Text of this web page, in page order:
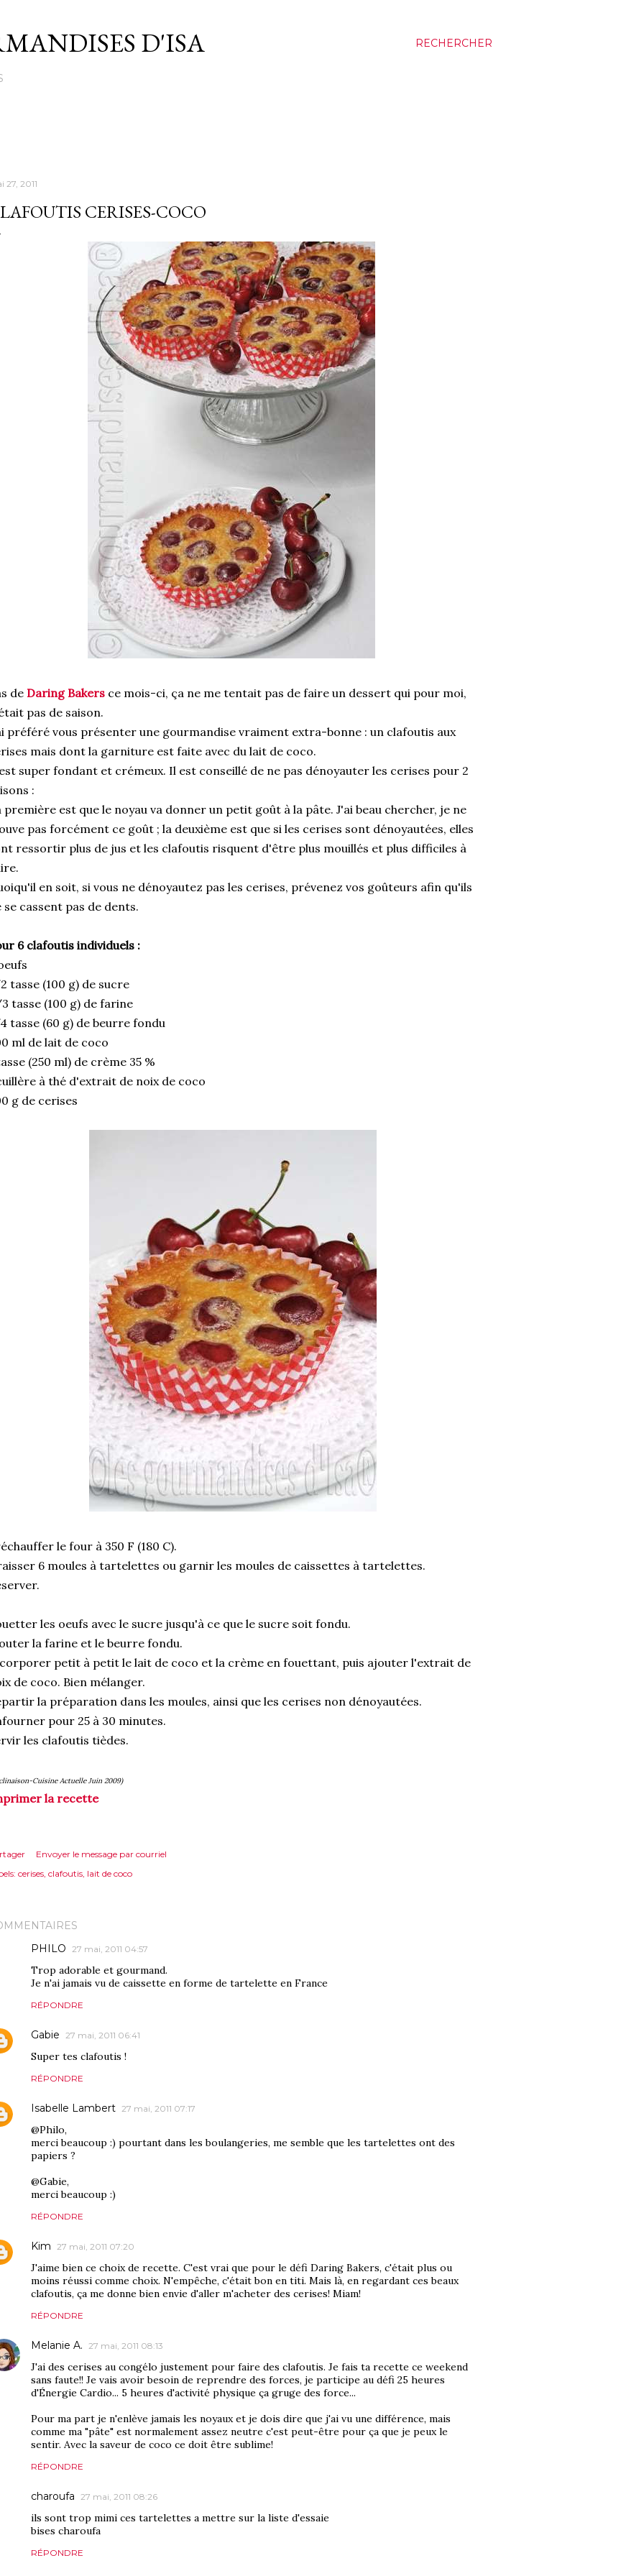
RECHERCHER
D'ISA
27, 2011
CERISES-COCO
de Daring Bakers ce mois-ci, ça ne me tentait pas de faire un dessert qui pour moi,
pas de saison.
préféré vous présenter une gourmandise vraiment extra-bonne : un clafoutis aux
mais dont la garniture est faite avec du lait de coco.
super fondant et crémeux. Il est conseillé de ne pas dénoyauter les cerises pour 2
:
première est que le noyau va donner un petit goût à la pâte. J'ai beau chercher, je ne
pas forcément ce goût ; la deuxième est que si les cerises sont dénoyautées, elles
ressortir plus de jus et les clafoutis risquent d'être plus mouillés et plus difficiles à
en soit, si vous ne dénoyautez pas les cerises, prévenez vos goûteurs afin qu'ils
se cassent pas de dents.
6 clafoutis individuels :
tasse (100 g) de sucre
tasse (100 g) de farine
tasse (60 g) de beurre fondu
ml de lait de coco
(250 ml) de crème 35 %
à thé d'extrait de noix de coco
g de cerises
le four à 350 F (180 C).
6 moules à tartelettes ou garnir les moules de caissettes à tartelettes.
les oeufs avec le sucre jusqu'à ce que le sucre soit fondu.
la farine et le beurre fondu.
petit à petit le lait de coco et la crème en fouettant, puis ajouter l'extrait de
de coco. Bien mélanger.
la préparation dans les moules, ainsi que les cerises non dénoyautées.
pour 25 à 30 minutes.
les clafoutis tièdes.
Cuisine Actuelle Juin 2009)
la recette
Envoyer le message par courriel
cerises clafoutis lait de coco
PHILO 27 mai, 2011 04:57
Trop adorable et gourmand.
Je n'ai jamais vu de caissette en forme de tartelette en France
RÉPONDRE
Gabie 27 mai, 2011 06:41
Super tes clafoutis !
RÉPONDRE
Isabelle Lambert 27 mai, 2011 07:17
@Philo,
merci beaucoup :) pourtant dans les boulangeries, me semble que les tartelettes ont des
papiers ?
@Gabie,
merci beaucoup :)
RÉPONDRE
Kim 27 mai, 2011 07:20
J'aime bien ce choix de recette. C'est vrai que pour le défi Daring Bakers, c'était plus ou
moins réussi comme choix. N'empêche, c'était bon en titi. Mais là, en regardant ces beaux
clafoutis, ça me donne bien envie d'aller m'acheter des cerises! Miam!
RÉPONDRE
Melanie A. 27 mai, 2011 08:13
J'ai des cerises au congélo justement pour faire des clafoutis. Je fais ta recette ce weekend
sans faute!! Je vais avoir besoin de reprendre des forces, je participe au défi 25 heures
d'Énergie Cardio... 5 heures d'activité physique ça gruge des force...
Pour ma part je n'enlève jamais les noyaux et je dois dire que j'ai vu une différence, mais
comme ma "pâte" est normalement assez neutre c'est peut-être pour ça que je peux le
sentir. Avec la saveur de coco ce doit être sublime!
RÉPONDRE
charoufa 27 mai, 2011 08:26
ils sont trop mimi ces tartelettes a mettre sur la liste d'essaie
bises charoufa
RÉPONDRE